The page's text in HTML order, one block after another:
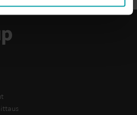
or withdraw your consent